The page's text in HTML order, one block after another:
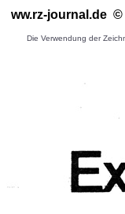
ww.rz-journal.de ©
Die Verwendung der